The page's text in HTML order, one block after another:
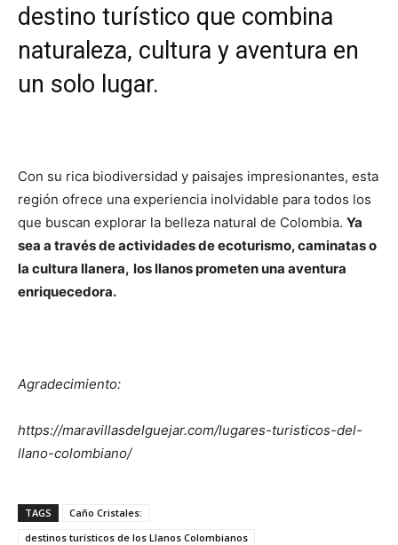
destino turístico que combina
naturaleza, cultura y aventura en
un solo lugar.
Con su rica biodiversidad y paisajes impresionantes, esta
región ofrece una experiencia inolvidable para todos los
que buscan explorar la belleza natural de Colombia. Ya
sea a través de actividades de ecoturismo, caminatas o
la cultura llanera, los llanos prometen una aventura
enriquecedora.
Agradecimiento:
https://maravillasdelguejar.com/lugares-turisticos-del-
llano-colombiano/
TAGS
Caño Cristales:
destinos turísticos de los Llanos Colombianos